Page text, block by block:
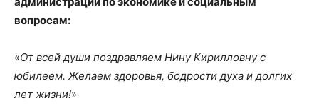
вопросам:
«От всей души поздравляем Нину Кирилловну с
юбилеем. Желаем здоровья, бодрости духа и долгих
лет жизни!»